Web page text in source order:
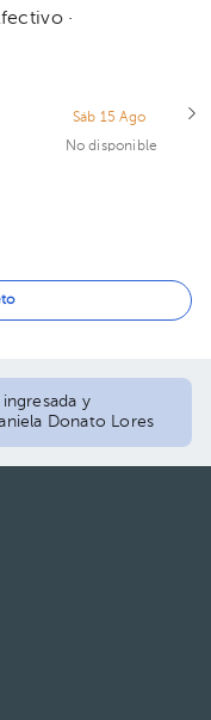
·
Sáb 15 Ago
No disponible
y
Donato Lores